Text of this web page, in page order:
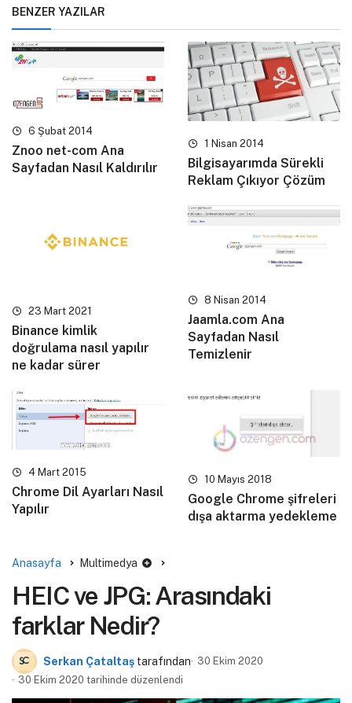
BENZER YAZILAR
6 Şubat 2014
Znoo net-com Ana
Sayfadan Nasıl Kaldırılır
1 Nisan 2014
Bilgisayarımda Sürekli
Reklam Çıkıyor Çözüm
23 Mart 2021
Binance kimlik
doğrulama nasıl yapılır
ne kadar sürer
8 Nisan 2014
Jaamla.com Ana
Sayfadan Nasıl
Temizlenir
4 Mart 2015
Chrome Dil Ayarları Nasıl
Yapılır
10 Mayıs 2018
Google Chrome şifreleri
dışa aktarma yedekleme
Anasayfa Multimedya
HEIC ve JPG: Arasındaki
farklar Nedir?
Serkan Çataltaş tarafından
30 Ekim 2020
30 Ekim 2020 tarihinde düzenlendi